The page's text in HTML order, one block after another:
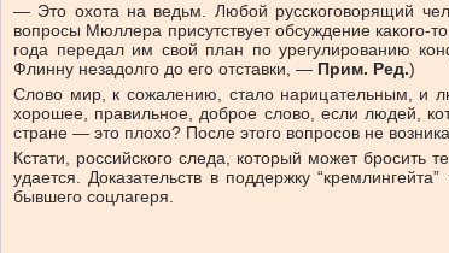
— Это охота на ведьм. Любой русскоговорящий
вопросы Мюллера присутствует обсуждение какого-
года передал им свой план по урегулированию
Флинну незадолго до его отставки, — Прим. Ред.)
Слово мир, к сожалению, стало нарицательным, и
хорошее, правильное, доброе слово, если людей,
стране — это плохо? После этого вопросов не
Кстати, российского следа, который может
удается. Доказательств в поддержку
бывшего соцлагеря.